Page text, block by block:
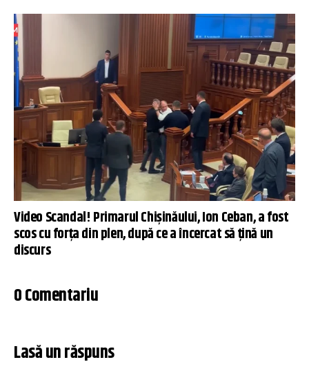
Video Scandal! Primarul Chișinăului, Ion Ceban, a fost
scos cu forța din plen, după ce a încercat să țină un
discurs
0 Comentariu
Lasă un răspuns